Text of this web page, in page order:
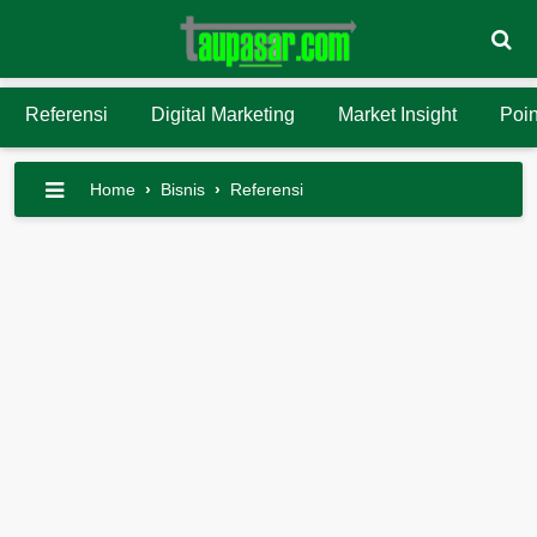
Referensi Digital Marketing Market Insight
Home › Bisnis › Referensi